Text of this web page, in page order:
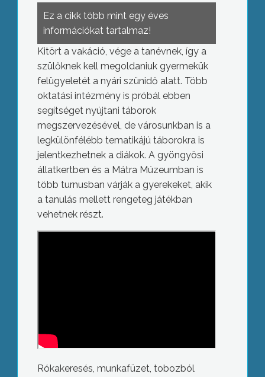
Ez a cikk több mint egy éves
információkat tartalmaz!
Kitört a vakáció, vége a tanévnek, így a
szülőknek kell megoldaniuk gyermekük
felügyeletét a nyári szünidő alatt. Több
oktatási intézmény is próbál ebben
segítséget nyújtani táborok
megszervezésével, de városunkban is a
legkülönfélébb tematikájú táborokra is
jelentkezhetnek a diákok. A gyöngyösi
állatkertben és a Mátra Múzeumban is
több turnusban várják a gyerekeket, akik
a tanulás mellett rengeteg játékban
vehetnek részt.
Rókakeresés, munkafüzet, tobozból